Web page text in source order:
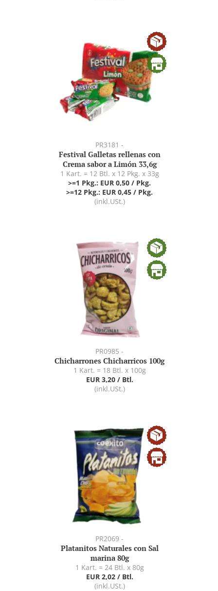
PR3181 -
Festival Galletas rellenas con
Crema sabor a Limón 33,6g
1 Kart. = 12 Btl. x 12 Pkg. x 33g
>=1 Pkg.: EUR 0,50 / Pkg.
>=12 Pkg.: EUR 0,45 / Pkg.
(inkl.USt.)
PR0985 -
Chicharrones Chicharricos 100g
1 Kart. = 18 Btl. x 100g
EUR 3,20 / Btl.
(inkl.USt.)
PR2069 -
Platanitos Naturales con Sal
marina 80g
1 Kart. = 24 Btl. x 80g
EUR 2,02 / Btl.
(inkl.USt.)